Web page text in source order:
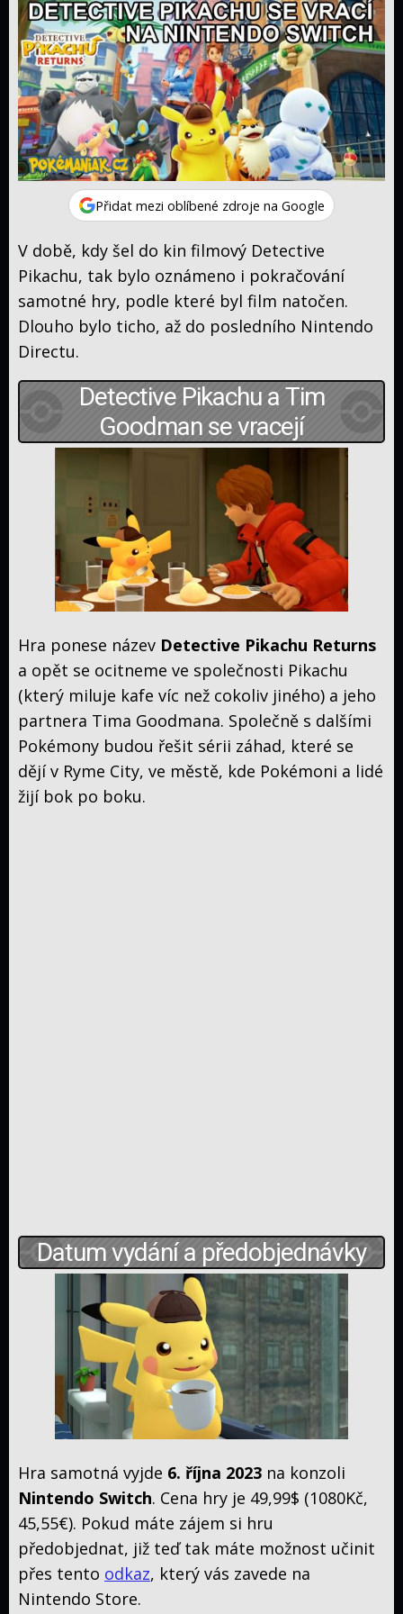
Aktuální
eventy
Raidy
Shiny
Checklist
Manuál
Průvodce
7.
generace
Anime
Titulky
Advanced
Gen.
Diamond
&
Pearl
Black
White
Sun
and
Moon
Journeys
Filmy
sledovat
Poképedie
Historie
Zajímavosti
Hlavní
série
her
Manga
Karty
Web
Přidat mezi oblíbené zdroje na Google
V době, kdy šel do kin filmový Detective
Pikachu, tak bylo oznámeno i pokračování
samotné hry, podle které byl film natočen.
Dlouho bylo ticho, až do posledního Nintendo
Directu.
Detective Pikachu a Tim
Goodman se vracejí
Hra ponese název Detective Pikachu Returns
a opět se ocitneme ve společnosti Pikachu
(který miluje kafe víc než cokoliv jiného) a jeho
partnera Tima Goodmana. Společně s dalšími
Pokémony budou řešit sérii záhad, které se
dějí v Ryme City, ve městě, kde Pokémoni a lidé
žijí bok po boku.
Datum vydání a předobjednávky
Hra samotná vyjde 6. října 2023 na konzoli
Nintendo Switch. Cena hry je 49,99$ (1080Kč,
45,55€). Pokud máte zájem si hru
předobjednat, již teď tak máte možnost učinit
přes tento odkaz, který vás zavede na
Nintendo Store.